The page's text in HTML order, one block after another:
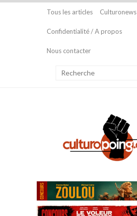
Tous les articles Culturonews
Confidentialité / A propos
Nous contacter